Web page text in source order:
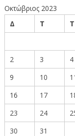
Οκτώβριος 2023
Δ
Τ Τ
2
3 4
9
10
16
17
23
24
30
31